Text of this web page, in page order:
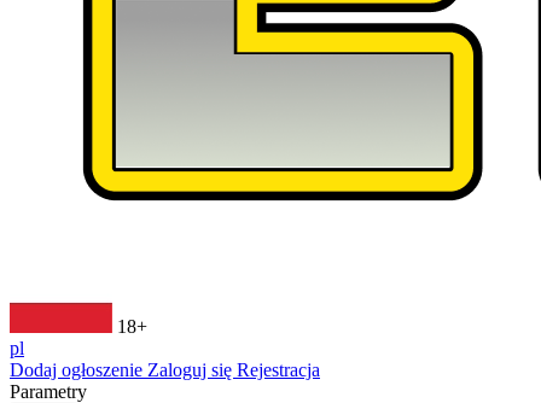
18+
pl
Dodaj ogłoszenie Zaloguj się Rejestracja
Parametry